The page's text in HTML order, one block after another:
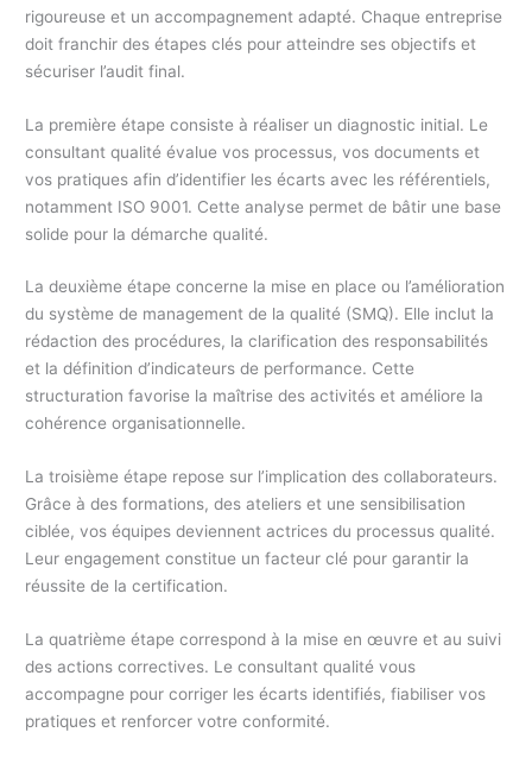
rigoureuse et un accompagnement adapté. Chaque entreprise
doit franchir des étapes clés pour atteindre ses objectifs et
sécuriser l’audit final.
La première étape consiste à réaliser un diagnostic initial. Le
consultant qualité évalue vos processus, vos documents et
vos pratiques afin d’identifier les écarts avec les référentiels,
notamment ISO 9001. Cette analyse permet de bâtir une base
solide pour la démarche qualité.
La deuxième étape concerne la mise en place ou l’amélioration
du système de management de la qualité (SMQ). Elle inclut la
rédaction des procédures, la clarification des responsabilités
et la définition d’indicateurs de performance. Cette
structuration favorise la maîtrise des activités et améliore la
cohérence organisationnelle.
La troisième étape repose sur l’implication des collaborateurs.
Grâce à des formations, des ateliers et une sensibilisation
ciblée, vos équipes deviennent actrices du processus qualité.
Leur engagement constitue un facteur clé pour garantir la
réussite de la certification.
La quatrième étape correspond à la mise en œuvre et au suivi
des actions correctives. Le consultant qualité vous
accompagne pour corriger les écarts identifiés, fiabiliser vos
pratiques et renforcer votre conformité.